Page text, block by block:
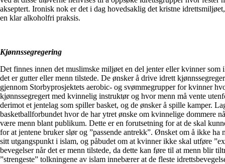
akseptert. Ironisk nok er det i dag hovedsaklig det kristne
en klar alkoholfri praksis.
Kjønnssegregering
Det finnes innen det muslimske miljøet en del jenter eller kvinner som
det er gutter eller menn tilstede. De ønsker å drive idrett
gjennom Storbyprosjektets aerobic- og svømmegrupper for kvinner
kjønnssegregert med kvinnelig instruktør og hvor menn må vente
derimot et jentelag som spiller basket, og de ønsker å spille kamper.
basketballforbundet hvor de har ytret ønske om kvinnelige dommere
være menn blant publikum. Dette er en forutsetning for at de skal
for at jentene bruker slør og ”passende antrekk”. Ønsket om å ikke ha
sitt utgangspunkt i islam, og påbudet om at kvinner ikke skal utføre
bevegelser når det er menn tilstede, da dette kan føre til at menn blir
”strengeste” tolkningene av islam innebærer at de fleste